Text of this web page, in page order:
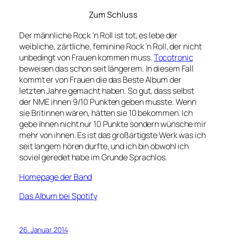
Zum Schluss
Der männliche Rock ’n Roll ist tot, es lebe der
weibliche, zärtliche, feminine Rock ’n Roll, der nicht
unbedingt von Frauen kommen muss.Tocotronic
beweisen das schon seit längerem. In diesem Fall
kommt er von Frauen die das Beste Album der
letzten Jahre gemacht haben. So gut, dass selbst
der NME ihnen 9/10 Punkten geben musste. Wenn
sie Britinnen wären, hätten sie 10 bekommen. Ich
gebe ihnen nicht nur 10 Punkte sondern wünsche mir
mehr von ihnen. Es ist das großartigste Werk was ich
seit langem hören durfte, und ich bin obwohl ich
soviel geredet habe im Grunde Sprachlos.
Homepage der Band
Das Album bei Spotify
26. Januar 2014